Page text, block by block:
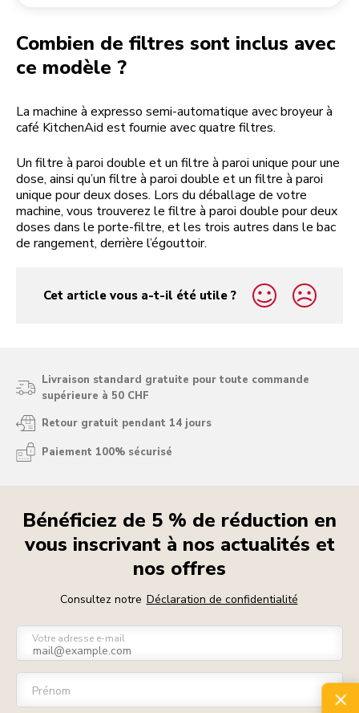
Combien de filtres sont inclus avec
ce modèle ?
La machine à expresso semi-automatique avec broyeur à
café KitchenAid est fournie avec quatre filtres.
Un filtre à paroi double et un filtre à paroi unique pour une
dose, ainsi qu’un filtre à paroi double et un filtre à paroi
unique pour deux doses. Lors du déballage de votre
machine, vous trouverez le filtre à paroi double pour deux
doses dans le porte-filtre, et les trois autres dans le bac
de rangement, derrière l’égouttoir.
Cet article vous a-t-il été utile ?
yes
no
Livraison standard gratuite pour toute commande
supérieure à 50 CHF
Retour gratuit pendant 14 jours
Paiement 100% sécurisé
Bénéficiez de 5 % de réduction en
vous inscrivant à nos actualités et
nos offres
Consultez notre Déclaration de confidentialité
Votre adresse e-mail
Prénom